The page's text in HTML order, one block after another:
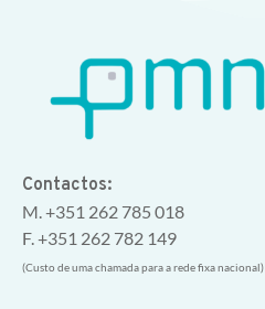
Contactos:
M. +351 262 785 018
F. +351 262 782 149
(Custo de uma chamada para a rede fixa nacional)